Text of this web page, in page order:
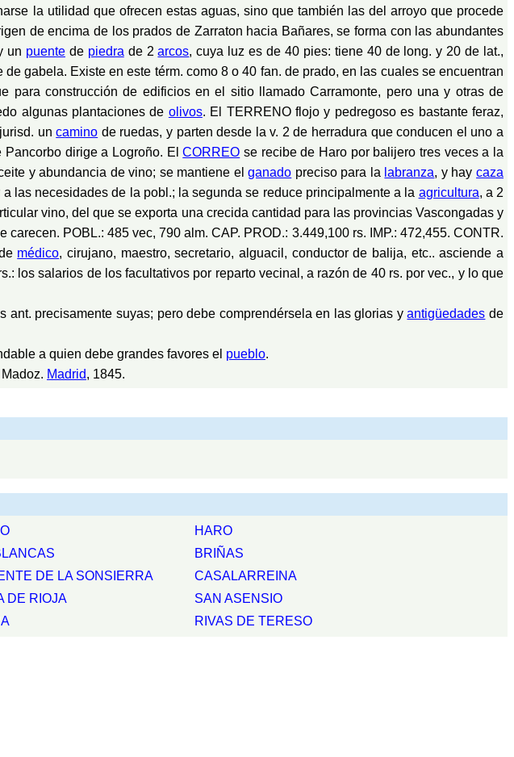
la utilidad que ofrecen estas aguas, sino que también las del arroyo que procede
de encima de los prados de Zarraton hacia Bañares, se forma con las abundantes
un puentede piedra de 2arcos, cuya luz es de 40 pies: tiene 40 de long. y 20 de lat.,
gabela. Existe en este térm. como 8 o 40 fan. de prado, en las cuales se encuentran
construcción de edificios en el sitio llamado Carramonte, pero una y otras de
algunas plantaciones de olivos. El TERRENO flojo y pedregoso es bastante feraz,
uncamino de ruedas, y parten desde la v. 2 de herradura que conducen el uno a
Pancorbo dirige a Logroño. ElCORREO se recibe de Haro por balijero tres veces a la
y abundancia de vino; se mantiene elganado preciso para la labranza, y haycaza
las necesidades de la pobl.; la segunda se reduce principalmente a la agricultura, a 2
vino, del que se exporta una crecida cantidad para las provincias Vascongadas y
POBL.: 485 vec, 790 alm. CAP. PROD.: 3.449,100 rs. IMP.: 472,455. CONTR.
médico, cirujano, maestro, secretario, alguacil, conductor de balija, etc.. asciende a
los salarios de los facultativos por reparto vecinal, a razón de 40 rs. por vec., y lo que
ant. precisamente suyas; pero debe comprendérsela en las glorias yantigüedades de
a quien debe grandes favores el pueblo.
Madrid, 1845.
HARO
BRIÑAS
DE LA SONSIERRA
CASALARREINA
DE RIOJA
SAN ASENSIO
RIVAS DE TERESO